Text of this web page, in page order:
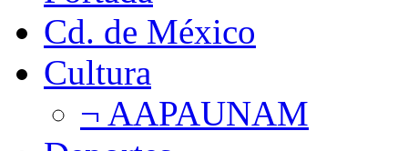
Cd. de México
Cultura
¬ AAPAUNAM